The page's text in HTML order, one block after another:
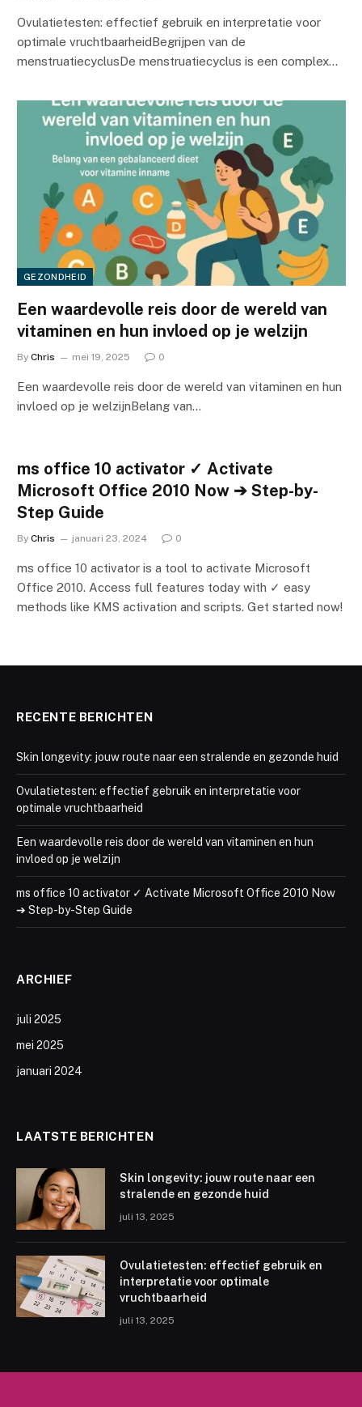
Ovulatietesten: effectief gebruik en interpretatie voor
optimale vruchtbaarheidBegrijpen van de
menstruatiecyclusDe menstruatiecyclus is een complex…
GEZONDHEID
Een waardevolle reis door de wereld van
vitaminen en hun invloed op je welzijn
By Chris mei 19, 2025 0
Een waardevolle reis door de wereld van vitaminen en hun
invloed op je welzijnBelang van…
ms office 10 activator ✓ Activate
Microsoft Office 2010 Now ➔ Step-by-
Step Guide
By Chris januari 23, 2024 0
ms office 10 activator is a tool to activate Microsoft
Office 2010. Access full features today with ✓ easy
methods like KMS activation and scripts. Get started now!
RECENTE BERICHTEN
Skin longevity: jouw route naar een stralende en gezonde huid
Ovulatietesten: effectief gebruik en interpretatie voor
optimale vruchtbaarheid
Een waardevolle reis door de wereld van vitaminen en hun
invloed op je welzijn
ms office 10 activator ✓ Activate Microsoft Office 2010 Now
➔ Step-by-Step Guide
ARCHIEF
juli 2025
mei 2025
januari 2024
LAATSTE BERICHTEN
Skin longevity: jouw route naar een
stralende en gezonde huid
juli 13, 2025
Ovulatietesten: effectief gebruik en
interpretatie voor optimale
vruchtbaarheid
juli 13, 2025